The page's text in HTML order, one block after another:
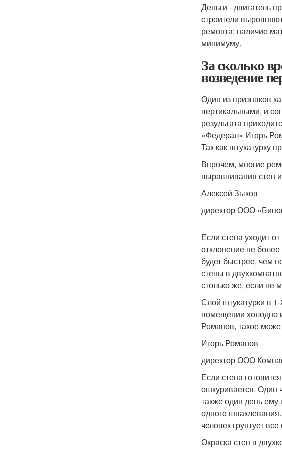
Деньги - двигатель
строители
ремонта: наличие
минимуму.
За сколько
возведение
Один из признаков
вертикальными, и
результата
«Федерал» Игорь
Так как штукатурку
Впрочем, многие
выравнивания стен
Алексей Зыков
директор ООО
Если стена уходит
отклонение не
будет быстрее, чем
стены в
столько же, если не
Слой штукатурки в
помещении холодно
Романов, такое
Игорь Романов
директор ООО
Если стена
ошкуривается. Один
также один день
одного
человек грунтует
Окраска стен в